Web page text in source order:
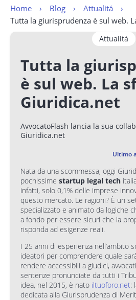
Home Blog
Attualitá
Tutta la giurisprudenza è sul web.
Attualitá
Tutta la
è sul web. La
Giuridica.net
AvvocatoFlash lancia la sua
Giuridica.net
Ultimo
Nata da una scommessa, oggi
pochissime startup legal tech
infatti, solo 0,1% delle imprese
questo mercato. Le ragioni? È un
specializzato e animato da logiche
a fondo per essere sicuri che la
risponda ad esigenze reali.
I 25 anni di esperienza nell’ambito
ideatori per comprendere quale
rendere accessibili a giudici,
sentenze pronunciate da tutti i
idea, nel 2015, è nato iltuoforo.net:
dedicata alla Giurisprudenza di